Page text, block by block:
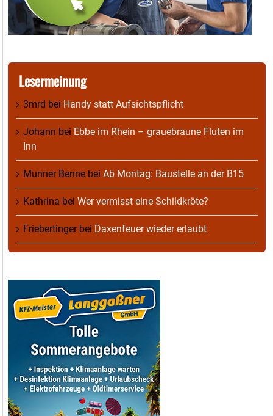
Lesermeinung
3mrd bei Handy statt Aufsichtspflicht
Johann bei Ebbe im Rhein – grauebraune Fluten im
Inn
Munner Benne bei Ab Montag: Baustelle an der B15
Kathrina bei Wer vermisst eine Schildkröte?
Friebertingerbei Daxenfeuer wieder erlaubt